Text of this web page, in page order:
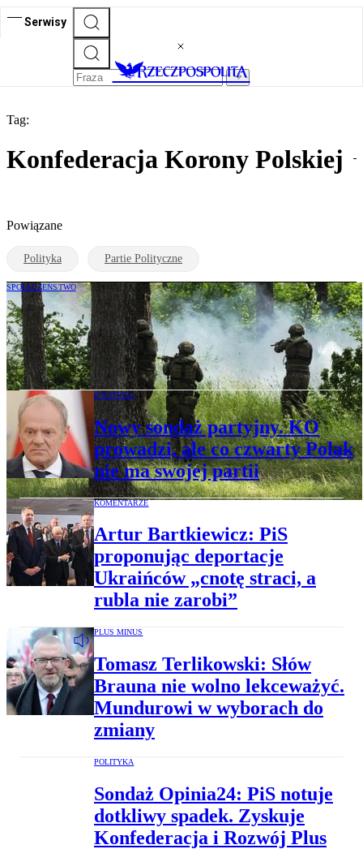
Serwisy
Tag:
Konfederacja Korony Polskiej
Powiązane
Polityka Partie Polityczne
SPOŁECZEŃSTWO
Sondaż: Wyborcy PiS, Konfederacji i
Brauna najchętniej chwycą za karabin w
przypadku wojny
POLITYKA
Nowy sondaż partyjny. KO
prowadzi, ale co czwarty Polak
nie ma swojej partii
KOMENTARZE
Artur Bartkiewicz: PiS
proponując deportacje
Ukraińców „cnotę straci, a
rubla nie zarobi”
PLUS MINUS
Tomasz Terlikowski: Słów
Brauna nie wolno lekceważyć.
Mundurowi w wyborach do
zmiany
POLITYKA
Sondaż Opinia24: PiS notuje
dotkliwy spadek. Zyskuje
Konfederacja i Rozwój Plus